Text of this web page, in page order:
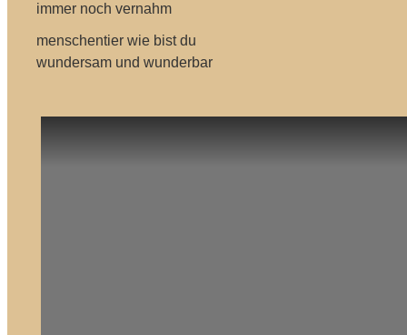
immer noch vernahm
menschentier wie bist du
wundersam und wunderbar